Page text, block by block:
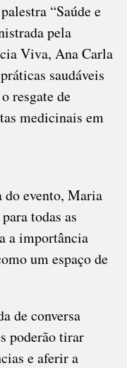
“Saúde e
pela
Viva, Ana Carla
saudáveis
resgate de
medicinais em
do evento, Maria
todas as
a importância
um espaço de
de conversa
poderão tirar
e aferir a